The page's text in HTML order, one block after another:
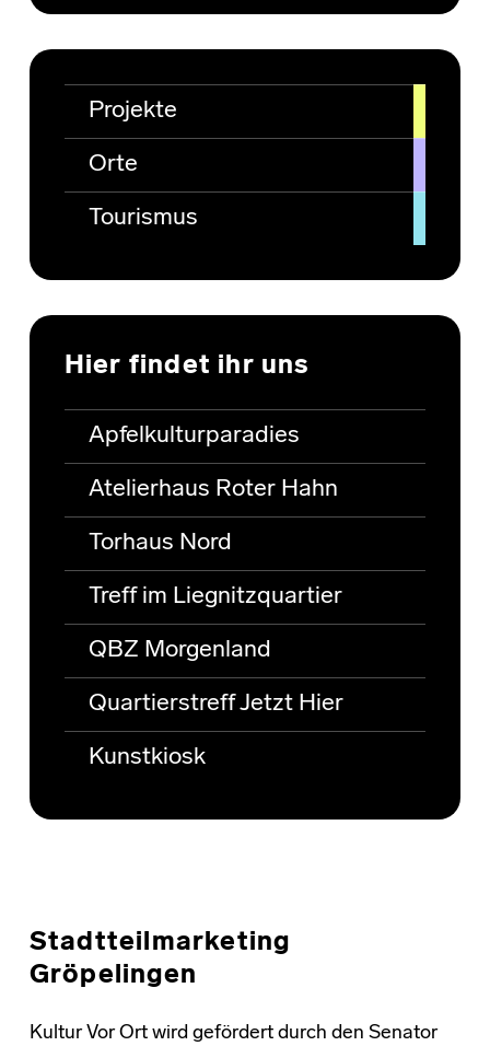
Projekte
Orte
Tourismus
Hier findet ihr uns
Apfelkulturparadies
Atelierhaus Roter Hahn
Torhaus Nord
Treff im Liegnitzquartier
QBZ Morgenland
Quartierstreff Jetzt Hier
Kunstkiosk
Stadtteilmarketing
Gröpelingen
Kultur Vor Ort wird gefördert durch den Senator